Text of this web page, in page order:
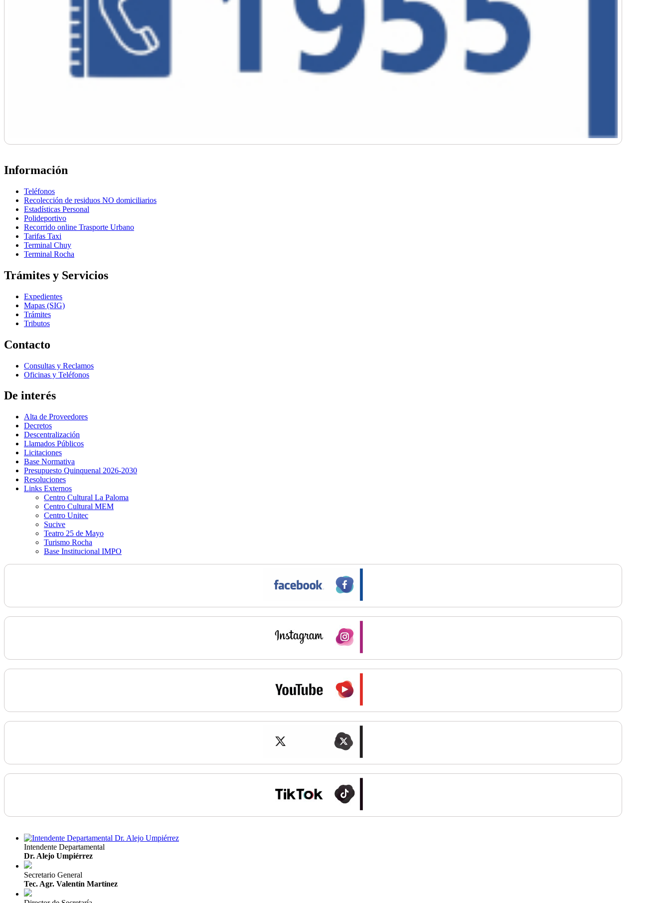
Información
Teléfonos
Recolección de residuos NO domiciliarios
Estadísticas Personal
Polideportivo
Recorrido online Trasporte Urbano
Tarifas Taxi
Terminal Chuy
Terminal Rocha
Trámites y Servicios
Expedientes
Mapas (SIG)
Trámites
Tributos
Contacto
Consultas y Reclamos
Oficinas y Teléfonos
De interés
Alta de Proveedores
Decretos
Descentralización
Llamados Públicos
Licitaciones
Base Normativa
Presupuesto Quinquenal 2026-2030
Resoluciones
Links Externos
Centro Cultural La Paloma
Centro Cultural MEM
Centro Unitec
Sucive
Teatro 25 de Mayo
Turismo Rocha
Base Institucional IMPO
Intendente Departamental
Dr. Alejo Umpiérrez
Secretario General
Tec. Agr. Valentín Martínez